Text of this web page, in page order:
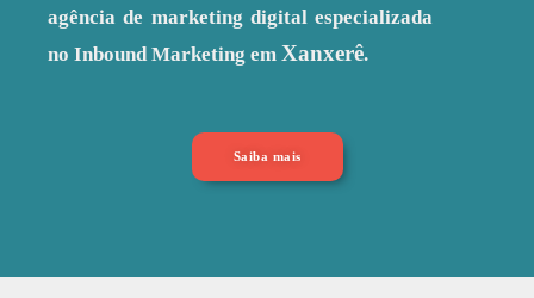
agência de marketing digital especializada
no Inbound Marketing em Xanxerê.
Saiba mais